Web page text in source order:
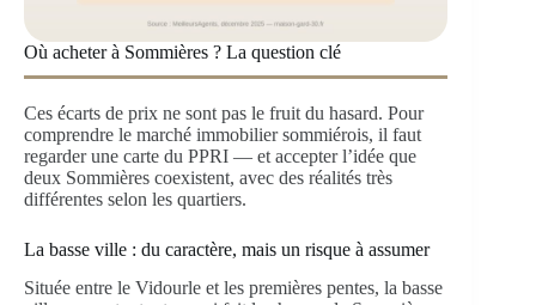
Où acheter à Sommières ? La question clé
Ces écarts de prix ne sont pas le fruit du hasard. Pour
comprendre le marché immobilier sommiérois, il faut
regarder une carte du PPRI — et accepter l’idée que
deux Sommières coexistent, avec des réalités très
différentes selon les quartiers.
La basse ville : du caractère, mais un risque à assumer
Située entre le Vidourle et les premières pentes, la basse